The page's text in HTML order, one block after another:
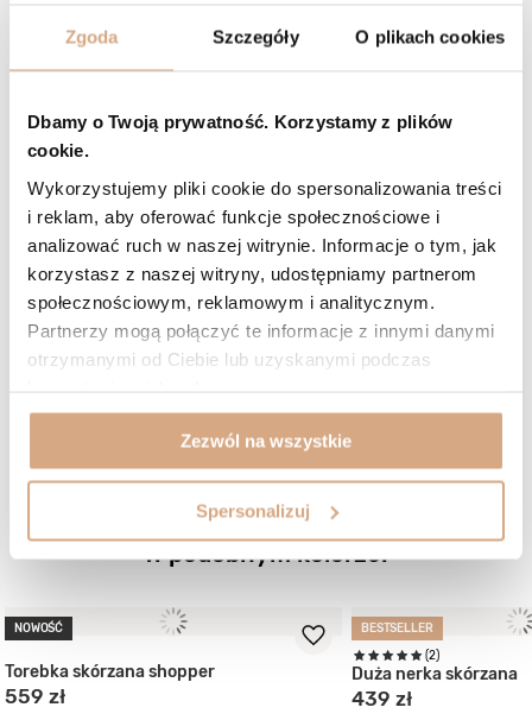
Zgoda Szczegóły O plikach cookies
Dbamy o Twoją prywatność. Korzystamy z plików
cookie.
Wykorzystujemy pliki cookie do spersonalizowania treści
i reklam, aby oferować funkcje społecznościowe i
analizować ruch w naszej witrynie. Informacje o tym, jak
korzystasz z naszej witryny, udostępniamy partnerom
społecznościowym, reklamowym i analitycznym.
Partnerzy mogą połączyć te informacje z innymi danymi
otrzymanymi od Ciebie lub uzyskanymi podczas
Zezwól na wszystkie
Spersonalizuj
Odcień: ciemny brąz
Barbara, Kolno
5/5 Opinia potwierdzona zakupem
Odcień: brąz migdałowy
Piękna torebka. Wygodna, długi pasek. Polecam
Barbara, Kolno
ZOBACZ WIĘCEJ
W podobnym kolorze:
NOWOŚĆ
Torebka skórzana shopper
559 zł
BESTSELLER
(2)
Duża nerka skórzana
439 zł